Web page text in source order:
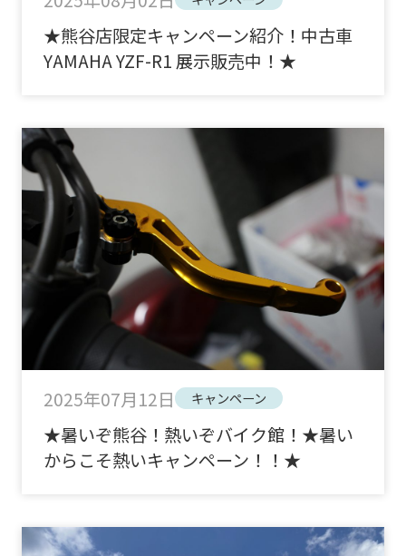
★熊谷店限定キャンペーン紹介！中古車
YAMAHA YZF-R1 展示販売中！★
2025年07月12日 キャンペーン
★暑いぞ熊谷！熱いぞバイク館！★暑い
からこそ熱いキャンペーン！！★